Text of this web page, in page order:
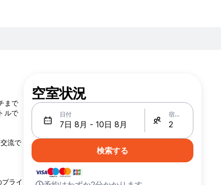
まで
ルで
流で
ライ
空室状況
日付 宿泊人数
検索する